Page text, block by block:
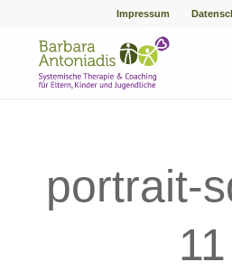
Impressum
portrait-
11